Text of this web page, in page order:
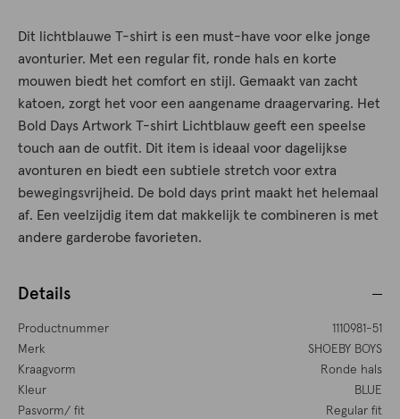
Dit lichtblauwe T-shirt is een must-have voor elke jonge
avonturier. Met een regular fit, ronde hals en korte
mouwen biedt het comfort en stijl. Gemaakt van zacht
katoen, zorgt het voor een aangename draagervaring. Het
Bold Days Artwork T-shirt Lichtblauw geeft een speelse
touch aan de outfit. Dit item is ideaal voor dagelijkse
avonturen en biedt een subtiele stretch voor extra
bewegingsvrijheid. De bold days print maakt het helemaal
af. Een veelzijdig item dat makkelijk te combineren is met
andere garderobe favorieten.
Details
Productnummer
1110981-51
Merk
SHOEBY BOYS
Kraagvorm
Ronde hals
Kleur
BLUE
Pasvorm/ fit
Regular fit